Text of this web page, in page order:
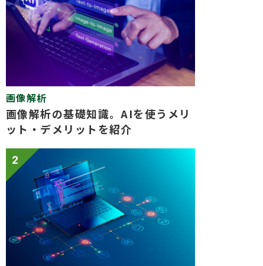
画像解析
画像解析の基礎知識。AIを使うメリ
ット・デメリットを紹介
2